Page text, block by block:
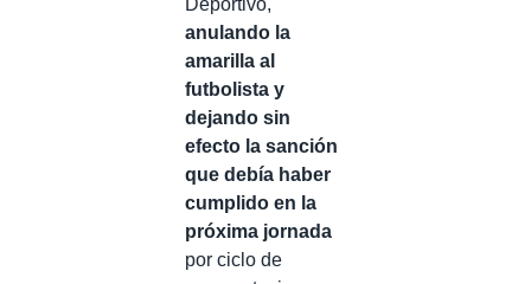
Deportivo,
anulando la
amarilla al
futbolista y
dejando sin
efecto la sanción
que debía haber
cumplido en la
próxima jornada
por ciclo de